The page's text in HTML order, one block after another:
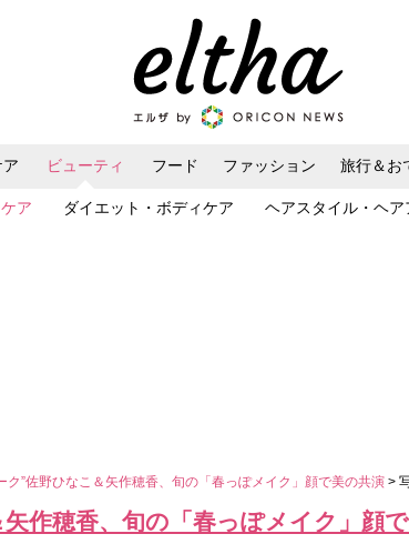
ビューティ
ア ダイエット・ボディケア ヘアスタイル・ヘア
フード ファッション 旅行＆お
ク”佐野ひなこ＆矢作穂香、旬の「春っぽメイク」顔で美の共演 >
作穂香、旬の「春っぽメイク」顔